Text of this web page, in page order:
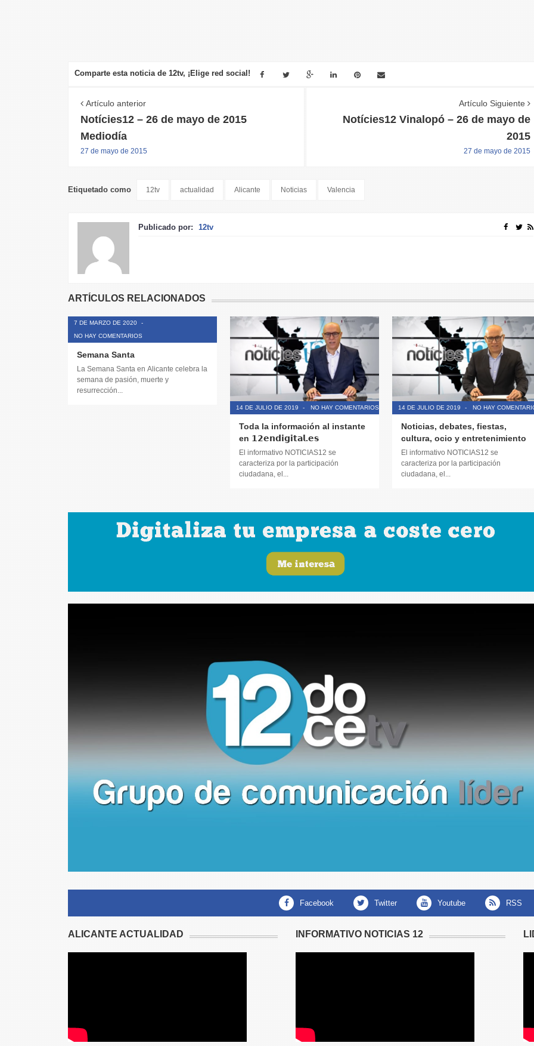
Comparte esta noticia de 12tv, ¡Elige red social!
Artículo anterior
Notícies12 – 26 de mayo de 2015
Mediodía
27 de mayo de 2015
Artículo Siguiente
Notícies12 Vinalopó – 26 de mayo de
2015
27 de mayo de 2015
Etiquetado como 12tv actualidad Alicante Noticias Valencia
Publicado por: 12tv
ARTÍCULOS RELACIONADOS
7 DE MARZO DE 2020
-
NO HAY COMENTARIOS
Semana Santa
La Semana Santa en Alicante celebra la
semana de pasión, muerte y
resurrección...
14 DE JULIO DE 2019 - NO HAY COMENTARIOS
Toda la información al instante
en 𝟭𝟮𝗲𝗻𝗱𝗶𝗴𝗶𝘁𝗮𝗹.𝗲𝘀
El informativo NOTICIAS12 se
caracteriza por la participación
ciudadana, el...
14 DE JULIO DE 2019 - NO HAY
Noticias, debates, fiestas,
cultura, ocio y entretenimiento
El informativo NOTICIAS12 se
caracteriza por la participación
ciudadana, el...
facebook twitter youtube RSS
ALICANTE ACTUALIDAD INFORMATIVO NOTICIAS 12